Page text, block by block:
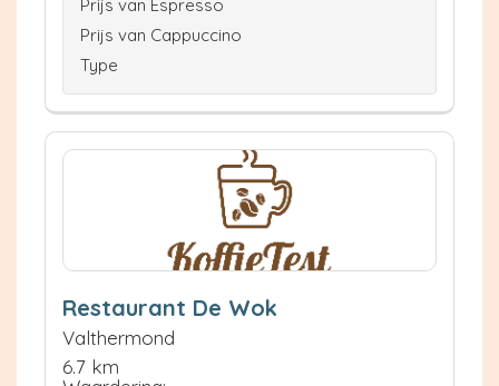
Prijs van Espresso
Prijs van Cappuccino
Type
Restaurant De Wok
Valthermond
6.7 km